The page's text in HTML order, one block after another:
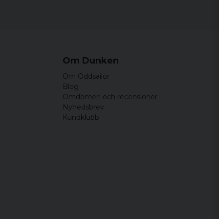
Om Dunken
Om Oddsailor
Blog
Omdömen och recensioner
Nyhedsbrev
Kundklubb.